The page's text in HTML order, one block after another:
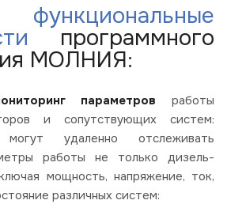
функциональные
программного
МОЛНИЯ:
параметров работы
и сопутствующих систем:
могут удаленно отслеживать
работы не только дизель-
мощность, напряжение, ток,
различных систем: